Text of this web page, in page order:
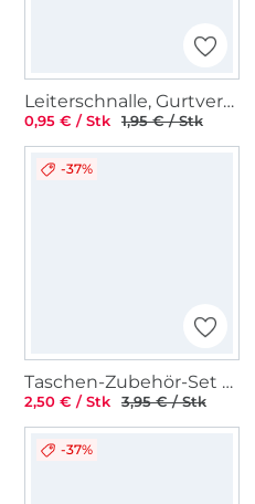
Leiterschnalle, Gurtversteller Metall 38 mm, gold
0,95 € / Stk 1,95 € / Stk
-37%
Taschen-Zubehör-Set 3 tlg. 20 mm, bronze
2,50 € / Stk 3,95 € / Stk
-37%